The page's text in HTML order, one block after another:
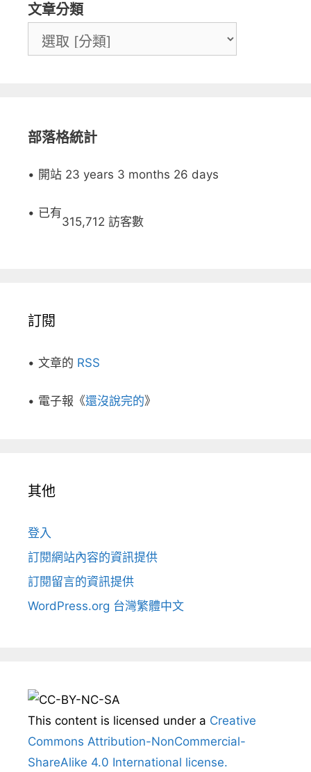
文章分類
部落格統計
• 開站 23 years 3 months 26 days
• 已有
315,712 訪客數
訂閱
• 文章的 RSS
• 電子報《還沒說完的》
其他
登入
訂閱網站內容的資訊提供
訂閱留言的資訊提供
WordPress.org 台灣繁體中文
This content is licensed under a Creative
Commons Attribution-NonCommercial-
ShareAlike 4.0 International license.